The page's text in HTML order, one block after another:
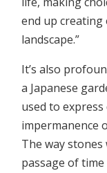
end up creating
landscape.”
It’s also
a Japanese
used to
impermanence
The way
passage of